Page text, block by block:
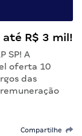
até R$ 3 mil!
SP! A
oferta 10
das
Compartilhe